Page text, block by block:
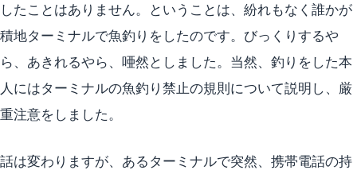
したことはありません。ということは、紛れもなく誰かが
積地ターミナルで魚釣りをしたのです。びっくりするや
ら、あきれるやら、唖然としました。当然、釣りをした本
人にはターミナルの魚釣り禁止の規則について説明し、厳
重注意をしました。
話は変わりますが、あるターミナルで突然、携帯電話の持